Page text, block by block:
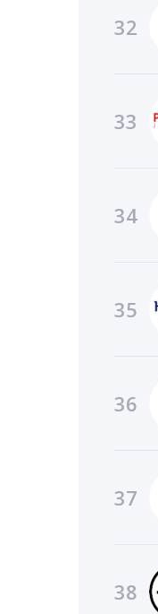
32
33
34
35
36
37
38